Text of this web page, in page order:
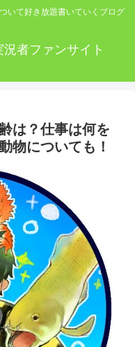
いて好き放題書いていくブログ
者ファンサイト
は？仕事は何を
物についても！